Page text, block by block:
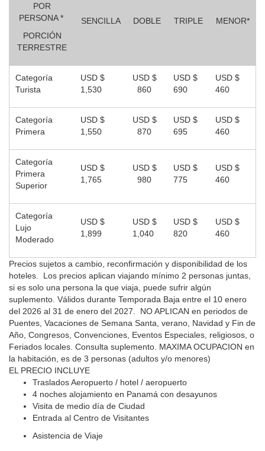
POR
PERSONA *
PORCIÓN
TERRESTRE
SENCILLA DOBLE TRIPLE MENOR*
Categoría
Turista
USD $
1,530
USD $
860
USD $
690
USD $
460
Categoría
Primera
USD $
1,550
USD $
870
USD $
695
USD $
460
Categoría
Primera
Superior
USD $
1,765
USD $
980
USD $
775
USD $
460
Categoría
Lujo
Moderado
USD $
1,899
USD $
1,040
USD $
820
USD $
460
Precios sujetos a cambio, reconfirmación y disponibilidad de los
hoteles. Los precios aplican viajando mínimo 2 personas juntas,
si es solo una persona la que viaja, puede sufrir algún
suplemento. Válidos durante Temporada Baja entre el 10 enero
del 2026 al 31 de enero del 2027. NO APLICAN en periodos de
Puentes, Vacaciones de Semana Santa, verano, Navidad y Fin de
Año, Congresos, Convenciones, Eventos Especiales, religiosos, o
Feriados locales. Consulta suplemento. MAXIMA OCUPACION en
la habitación, es de 3 personas (adultos y/o menores)
EL PRECIO INCLUYE
Traslados Aeropuerto / hotel / aeropuerto
4 noches alojamiento en Panamá con desayunos
Visita de medio día de Ciudad
Entrada al Centro de Visitantes
Asistencia de Viaje